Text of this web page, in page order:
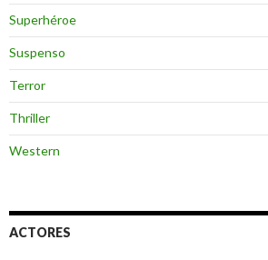
Superhéroe
Suspenso
Terror
Thriller
Western
ACTORES